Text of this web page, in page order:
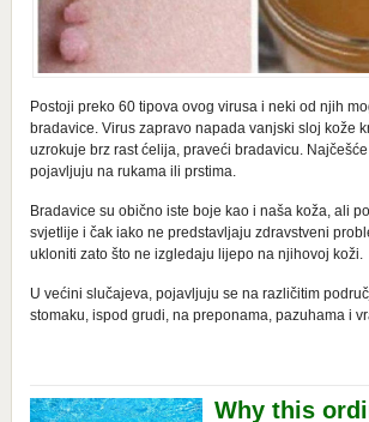
Postoji preko 60 tipova ovog virusa i neki od njih
bradavice. Virus zapravo napada vanjski sloj kože
uzrokuje brz rast ćelija, praveći bradavicu.
pojavljuju na rukama ili prstima.
Bradavice su obično iste boje kao i naša koža, ali
svjetlije i čak iako ne predstavljaju zdravstveni
ukloniti zato što ne izgledaju lijepo na njihovoj koži.
U većini slučajeva, pojavljuju se na različitim
stomaku, ispod grudi, na preponama, pazuhama i